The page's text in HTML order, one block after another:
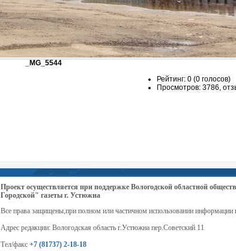
_MG_5544
Рейтинг: 0 (0 голосов)
Просмотров: 3786,
Проект осуществляется при поддержке Вологодской областной
Городской" газеты г. Устюжна
Все права защищены,при полном или частичном использовании информации
Адрес редакции: Вологодская область г.Устюжна пер.Советский 11
Тел/факс +7 (81737) 2-18-18